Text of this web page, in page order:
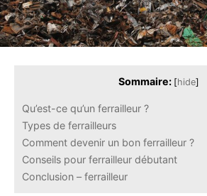
Sommaire: [hide]
Qu’est-ce qu’un ferrailleur ?
Types de ferrailleurs
Comment devenir un bon ferrailleur ?
Conseils pour ferrailleur débutant
Conclusion – ferrailleur